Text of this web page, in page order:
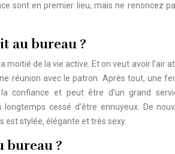
sont en premier lieu, mais ne renoncez
au bureau ?
moitié de la vie active. Et on veut avoir l’air
réunion avec le patron. Après tout, une
confiance et peut être d’un grand
cessé d’être ennuyeux. De
est stylée, élégante et très sexy.
bureau ?